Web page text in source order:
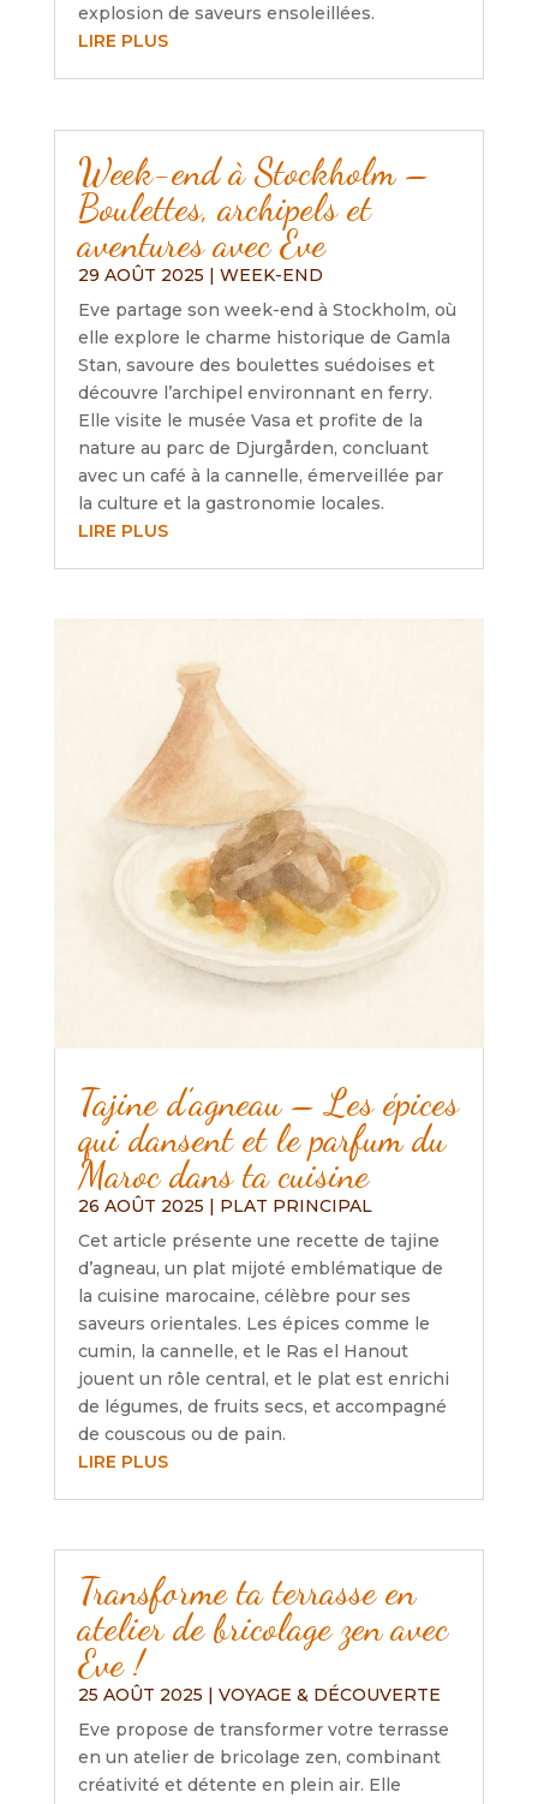
explosion de saveurs ensoleillées.
LIRE PLUS
Week-end à Stockholm –
Boulettes, archipels et
aventures avec Eve
29 AOÛT 2025 | WEEK-END
Eve partage son week-end à Stockholm, où
elle explore le charme historique de Gamla
Stan, savoure des boulettes suédoises et
découvre l’archipel environnant en ferry.
Elle visite le musée Vasa et profite de la
nature au parc de Djurgården, concluant
avec un café à la cannelle, émerveillée par
la culture et la gastronomie locales.
LIRE PLUS
Tajine d’agneau – Les épices
qui dansent et le parfum du
Maroc dans ta cuisine
26 AOÛT 2025 | PLAT PRINCIPAL
Cet article présente une recette de tajine
d’agneau, un plat mijoté emblématique de
la cuisine marocaine, célèbre pour ses
saveurs orientales. Les épices comme le
cumin, la cannelle, et le Ras el Hanout
jouent un rôle central, et le plat est enrichi
de légumes, de fruits secs, et accompagné
de couscous ou de pain.
LIRE PLUS
Transforme ta terrasse en
atelier de bricolage zen avec
Eve !
25 AOÛT 2025
VOYAGE & DÉCOUVERTE
Eve propose de transformer votre terrasse
en un atelier de bricolage zen, combinant
créativité et détente en plein air. Elle